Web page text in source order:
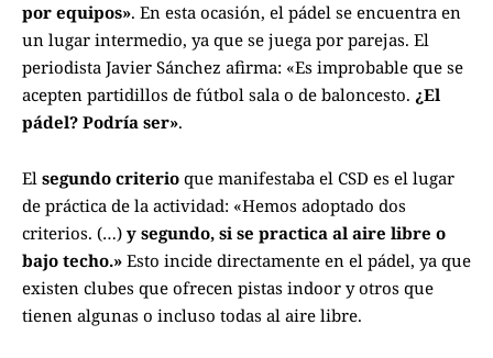
por equipos». En esta ocasión, el pádel se encuentra en
un lugar intermedio, ya que se juega por parejas. El
periodista Javier Sánchez afirma: «Es improbable que se
acepten partidillos de fútbol sala o de baloncesto. ¿El
pádel? Podría ser».
El segundo criterio que manifestaba el CSD es el lugar
de práctica de la actividad: «Hemos adoptado dos
criterios. (…) y segundo, si se practica al aire libre o
bajo techo.» Esto incide directamente en el pádel, ya que
existen clubes que ofrecen pistas indoor y otros que
tienen algunas o incluso todas al aire libre.